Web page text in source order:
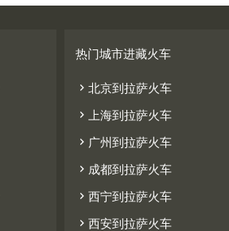
热门城市进藏火车
 北京到拉萨火车
 上海到拉萨火车
 广州到拉萨火车
 成都到拉萨火车
 西宁到拉萨火车
 西安到拉萨火车